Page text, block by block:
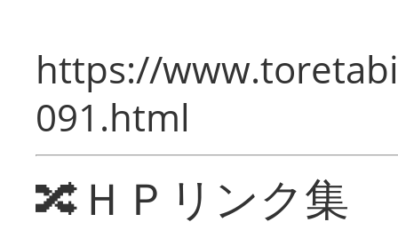
https://
091.html
🔀ＨＰリンク集